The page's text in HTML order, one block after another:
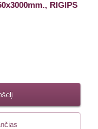
RIGIPS